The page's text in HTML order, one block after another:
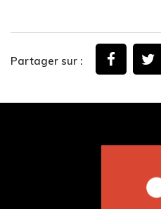
Partager sur :